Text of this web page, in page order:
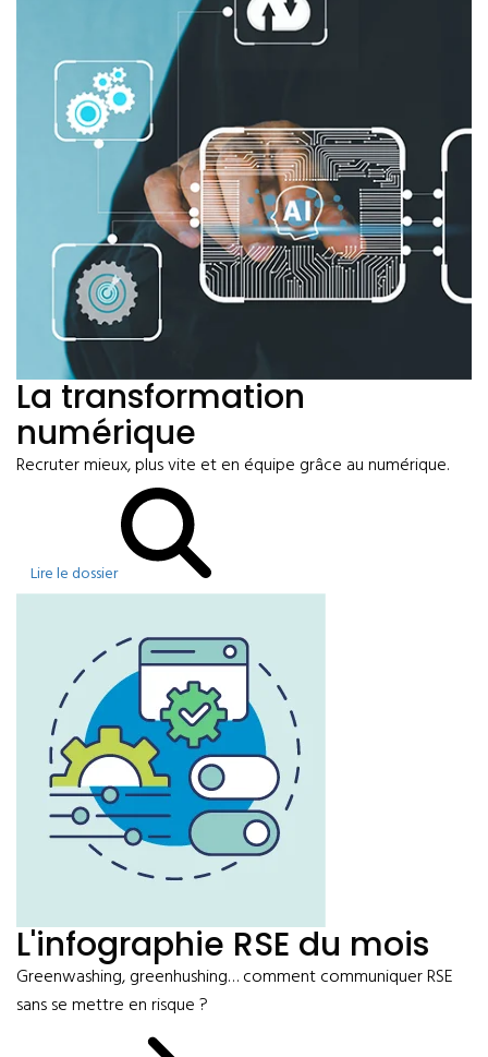
La transformation
numérique
Recruter mieux, plus vite et en équipe grâce au numérique.
Lire le dossier
L'infographie RSE du mois
Greenwashing, greenhushing… comment communiquer RSE
sans se mettre en risque ?